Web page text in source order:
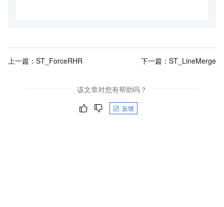
上一篇： ST_ForceRHR 下一篇： ST_LineMerge
该文章对您有帮助吗？
反馈